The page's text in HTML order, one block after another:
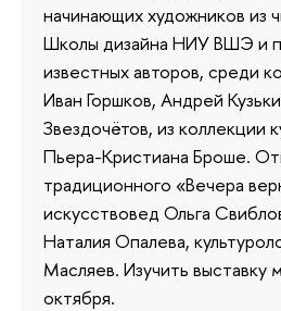
начинающих художников из
Школы дизайна НИУ ВШЭ и
известных авторов, среди
Иван Горшков, Андрей
Звездочётов, из коллекции
Пьера-Кристиана Броше.
традиционного «Вечера
искусствовед Ольга
Наталия Опалева,
Масляев. Изучить
октября.